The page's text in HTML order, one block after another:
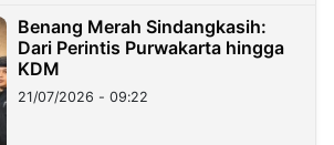
Benang Merah Sindangkasih:
Dari Perintis Purwakarta hingga
KDM
21/07/2026 - 09:22